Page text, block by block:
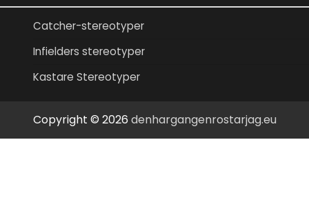
Catcher-stereotyper
Infielders stereotyper
Kastare Stereotyper
Copyright © 2026 denhargangenrostarjag.eu